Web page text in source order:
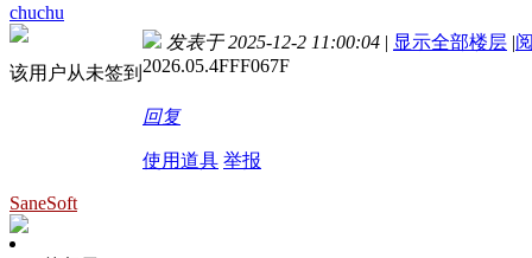
chuchu
该用户从未签到
发表于 2025-12-2 11:00:04 | 显示全部楼层 |
2026.05.4FFF067F
回复
使用道具 举报
SaneSoft